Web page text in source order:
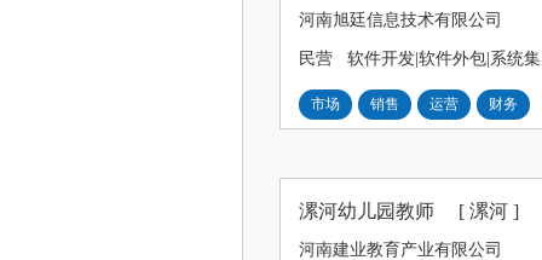
河南旭廷信息技术有限公司
民营 软件开发|软件外包|系统
市场 销售 运营 财务
漯河幼儿园教师 [ 漯河 ]
河南建业教育产业有限公司